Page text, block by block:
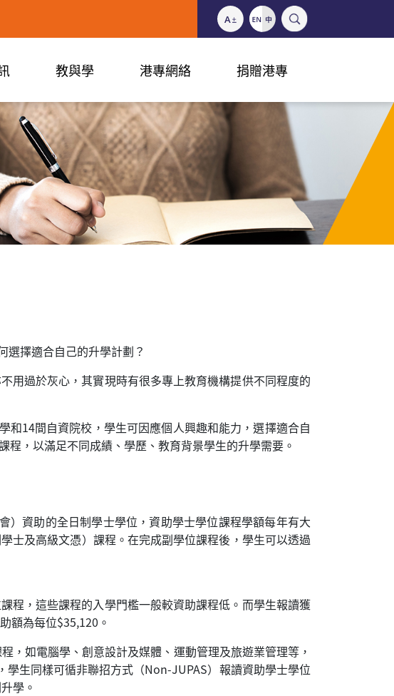
教與學 港專網絡 捐贈港專
選擇適合自己的升學計劃？
用過於灰心，其實現時有很多專上教育機構提供不同程度的
14間自資院校，學生可因應個人興趣和能力，選擇適合自
，以滿足不同成績、學歷、教育背景學生的升學需要。
）資助的全日制學士學位，資助學士學位課程學額每年有大
士及高級文憑）課程。在完成副學位課程後，學生可以透過
程，這些課程的入學門檻一般較資助課程低。而學生報讀獲
額為每位$35,120。
，如電腦學、創意設計及媒體、運動管理及旅遊業管理等，
生同樣可循非聯招方式（Non-JUPAS）報讀資助學士學位
學。